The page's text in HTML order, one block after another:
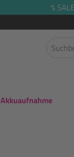
%
Akkuaufnahme